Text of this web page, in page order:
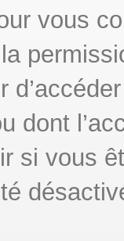
vous
dont
si vous